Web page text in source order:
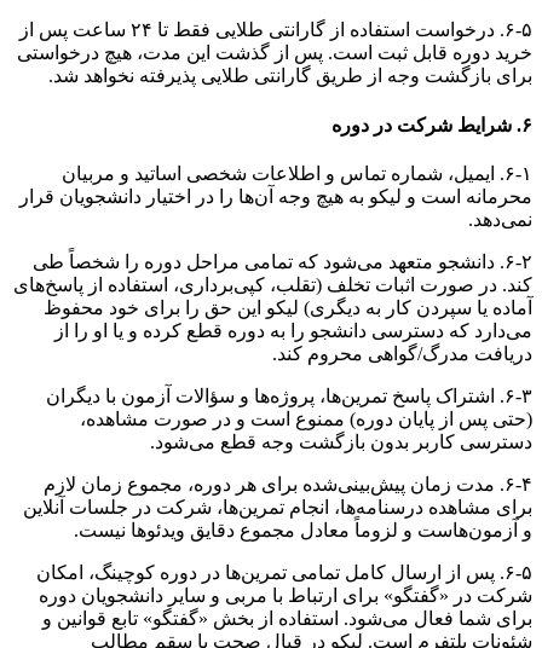
۶-۵. درخواست استفاده از گارانتی طلایی فقط تا ۲۴ ساعت پس از
خرید دوره قابل ثبت است. پس از گذشت این مدت، هیچ درخواستی
برای بازگشت وجه از طریق گارانتی طلایی پذیرفته نخواهد شد.
۶. شرایط شرکت در دوره
۶-۱. ایمیل، شماره تماس و اطلاعات شخصی اساتید و مربیان
محرمانه است و لیکو به هیچ وجه آن‌ها را در اختیار دانشجویان قرار
نمی‌دهد.
۶-۲. دانشجو متعهد می‌شود که تمامی مراحل دوره را شخصاً طی
کند. در صورت اثبات تخلف (تقلب، کپی‌برداری، استفاده از پاسخ‌های
آماده یا سپردن کار به دیگری) لیکو این حق را برای خود محفوظ
می‌دارد که دسترسی دانشجو را به دوره قطع کرده و یا او را از
دریافت مدرگ/گواهی محروم کند.
۶-۳. اشتراک پاسخ تمرین‌ها، پروژه‌ها و سؤالات آزمون با دیگران
(حتی پس از پایان دوره) ممنوع است و در صورت مشاهده،
دسترسی کاربر بدون بازگشت وجه قطع می‌شود.
۶-۴. مدت زمان پیش‌بینی‌شده برای هر دوره، مجموع زمان لازم
برای مشاهده درسنامه‌ها، انجام تمرین‌ها، شرکت در جلسات آنلاین
و آزمون‌هاست و لزوماً معادل مجموع دقایق ویدئوها نیست.
۶-۵. پس از ارسال کامل تمامی تمرین‌ها در دوره کوچینگ، امکان
شرکت در «گفتگو» برای ارتباط با مربی و سایر دانشجویان دوره
برای شما فعال می‌شود. استفاده از بخش «گفتگو» تابع قوانین و
شئونات پلتفرم است. لیکو در قبال صحت یا سقم مطالب